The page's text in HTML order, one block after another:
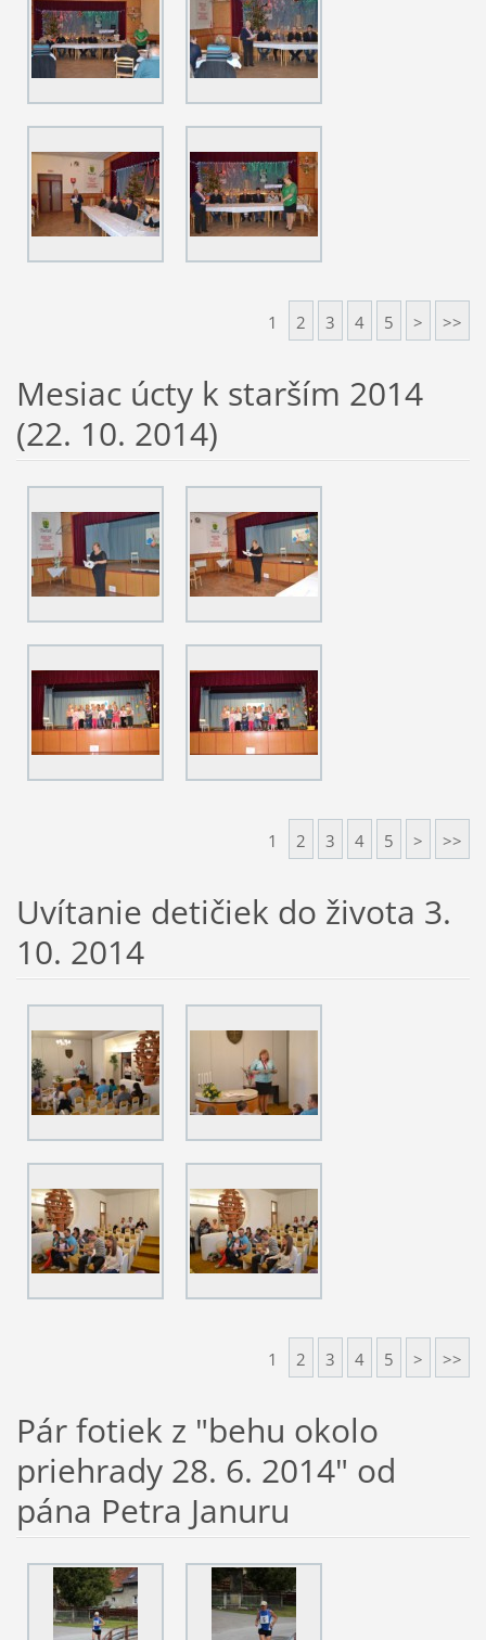
1 2 3 4 5 > >>
Mesiac úcty k starším 2014
(22. 10. 2014)
1 2 3 4 5 > >>
Uvítanie detičiek do života 3.
10. 2014
1 2 3 4 5 > >>
Pár fotiek z "behu okolo
priehrady 28. 6. 2014" od
pána Petra Januru